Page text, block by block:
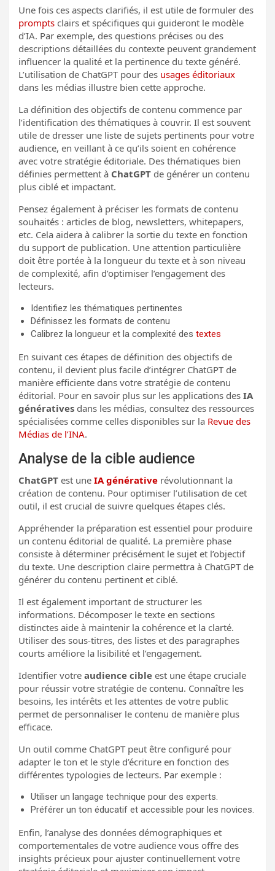
Une fois ces aspects clarifiés, il est utile de formuler des
prompts clairs et spécifiques qui guideront le modèle
d’IA. Par exemple, des questions précises ou des
descriptions détaillées du contexte peuvent grandement
influencer la qualité et la pertinence du texte généré.
L’utilisation de ChatGPT pour des usages éditoriaux
dans les médias illustre bien cette approche.
La définition des objectifs de contenu commence par
l’identification des thématiques à couvrir. Il est souvent
utile de dresser une liste de sujets pertinents pour votre
audience, en veillant à ce qu’ils soient en cohérence
avec votre stratégie éditoriale. Des thématiques bien
définies permettent à ChatGPT de générer un contenu
plus ciblé et impactant.
Pensez également à préciser les formats de contenu
souhaités : articles de blog, newsletters, whitepapers,
etc. Cela aidera à calibrer la sortie du texte en fonction
du support de publication. Une attention particulière
doit être portée à la longueur du texte et à son niveau
de complexité, afin d’optimiser l’engagement des
lecteurs.
Identifiez les thématiques pertinentes
Définissez les formats de contenu
Calibrez la longueur et la complexité des textes
En suivant ces étapes de définition des objectifs de
contenu, il devient plus facile d’intégrer ChatGPT de
manière efficiente dans votre stratégie de contenu
éditorial. Pour en savoir plus sur les applications des IA
génératives dans les médias, consultez des ressources
spécialisées comme celles disponibles sur la Revue des
Médias de l’INA.
Analyse de la cible audience
ChatGPT est une IA générative révolutionnant la
création de contenu. Pour optimiser l’utilisation de cet
outil, il est crucial de suivre quelques étapes clés.
Appréhender la préparation est essentiel pour produire
un contenu éditorial de qualité. La première phase
consiste à déterminer précisément le sujet et l’objectif
du texte. Une description claire permettra à ChatGPT de
générer du contenu pertinent et ciblé.
Il est également important de structurer les
informations. Décomposer le texte en sections
distinctes aide à maintenir la cohérence et la clarté.
Utiliser des sous-titres, des listes et des paragraphes
courts améliore la lisibilité et l’engagement.
Identifier votre audience cible est une étape cruciale
pour réussir votre stratégie de contenu. Connaître les
besoins, les intérêts et les attentes de votre public
permet de personnaliser le contenu de manière plus
efficace.
Un outil comme ChatGPT peut être configuré pour
adapter le ton et le style d’écriture en fonction des
différentes typologies de lecteurs. Par exemple :
Utiliser un langage technique pour des experts.
Préférer un ton éducatif et accessible pour les novices.
Enfin, l’analyse des données démographiques et
comportementales de votre audience vous offre des
insights précieux pour ajuster continuellement votre